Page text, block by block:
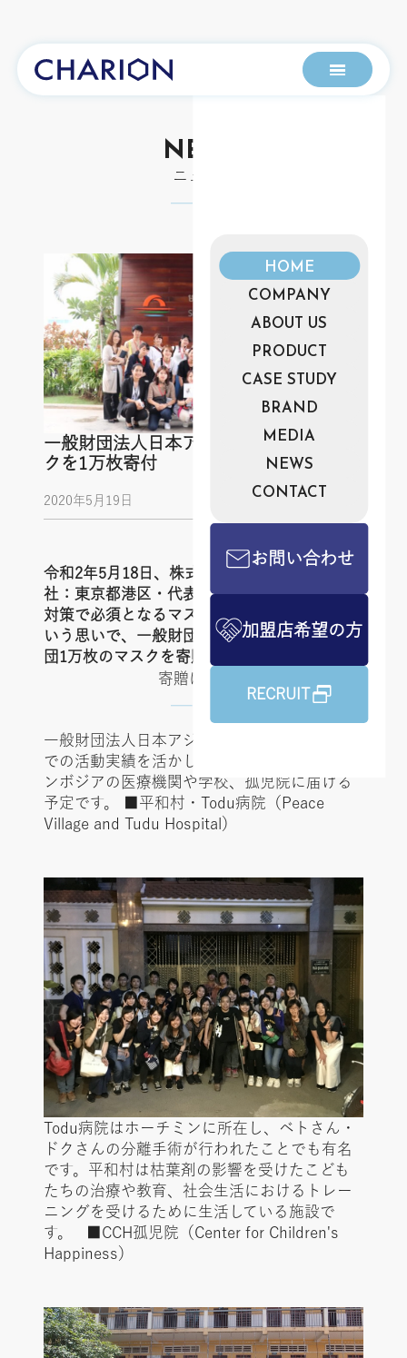
HOME
COMPANY
ABOUT US
PRODUCT
CASE STUDY
BRAND
MEDIA
NEWS
CONTACT
お問い合わせ
加盟店希望の方
RECRUIT
NEWS
ニュース
一般財団法人日本アジア振興財団へマス
クを1万枚寄付
2020年5月19日
令和2年5月18日、株式会社シャリオン（本
社：東京都港区・代表：角田哲平）が感染症
対策で必須となるマスクを各国に届けたいと
いう思いで、一般財団法人日本アジア振興財
団1万枚のマスクを寄贈した。
寄贈に関して
一般財団法人日本アジア振興財団は、これま
での活動実績を活かし、下記のベトナム・カ
ンボジアの医療機関や学校、孤児院に届ける
予定です。
■平和村・Todu病院（Peace
Village and Tudu Hospital）
Todu病院はホーチミンに所在し、ベトさん・
ドクさんの分離手術が行われたことでも有名
です。平和村は枯葉剤の影響を受けたこども
たちの治療や教育、社会生活におけるトレー
ニングを受けるために生活している施設で
す。 ■CCH孤児院（Center for Children's
Happiness）